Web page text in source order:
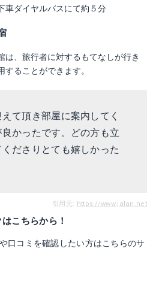
車ダイヤルバスにて約５分
は、旅行者に対するもてなしが行き
ることができます。
て頂き部屋に案内してく
かったです。どの方も立
ださりとても嬉しかった
引用元: https://www.jalan.net
こちらから！
口コミを確認したい方はこちらのサ